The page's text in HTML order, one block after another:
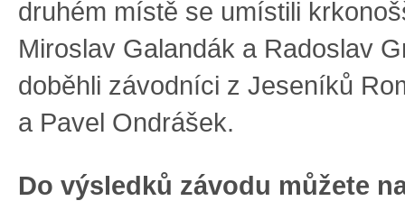
druhém místě se umístili
Miroslav Galandák a Radoslav
doběhli závodníci z Jeseníků
a Pavel Ondrášek.
Do výsledků závodu můžete